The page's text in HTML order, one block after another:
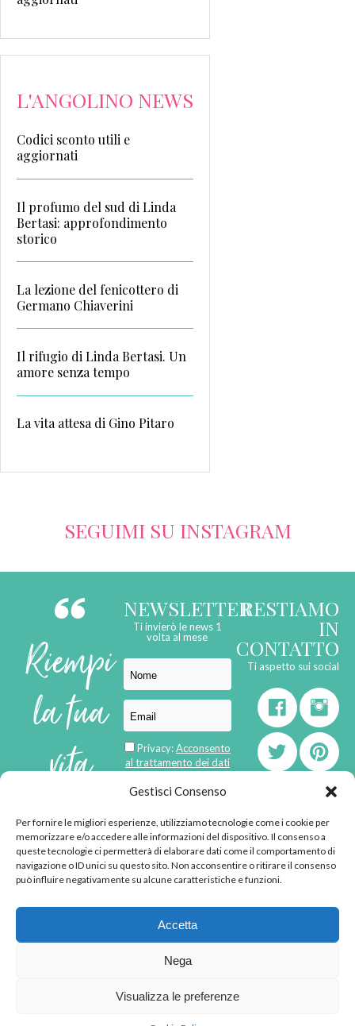
Gestisci Consenso
Per fornire le migliori esperienze, utilizziamo tecnologie come i cookie per
memorizzare e/o accedere alle informazioni del dispositivo. Il consenso a
queste tecnologie ci permetterà di elaborare dati come il comportamento di
navigazione o ID unici su questo sito. Non acconsentire o ritirare il consenso
può influire negativamente su alcune caratteristiche e funzioni.
Accetta
Nega
Visualizza le preferenze
L'ANGOLINO NEWS
Codici sconto utili e
aggiornati
Il profumo del sud di Linda
Bertasi: approfondimento
storico
La lezione del fenicottero di
Germano Chiaverini
Il rifugio di Linda Bertasi. Un
amore senza tempo
La vita attesa di Gino Pitaro
SEGUIMI SU INSTAGRAM
Riempi
la tua
vita
di
emozioni
P.IVA 02592570036 -
NEWSLETTER
Ti invierò le news 1
volta al mese
Privacy:Acconsento
al trattamento dei dati
RESTIAMO
IN
CONTATTO
Ti aspetto sui social
born inMaMaStudiOs